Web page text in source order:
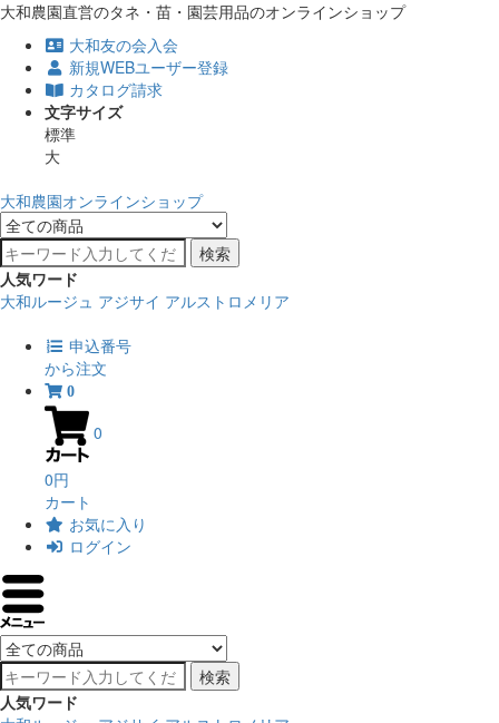
大和農園直営のタネ・苗・園芸用品のオンラインショップ
大和友の会入会
新規WEBユーザー登録
カタログ請求
文字サイズ
標準
大
大和農園オンラインショップ
検索
人気ワード
大和ルージュ アジサイ アルストロメリア
申込番号
から注文
0
0
0円
カート
お気に入り
ログイン
検索
人気ワード